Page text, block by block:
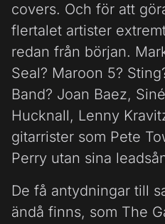
covers. Och för att
flertalet artister
redan från början.
Seal? Maroon 5?
Band? Joan Baez,
Hucknall, Lenny
gitarrister som Pete
Perry utan sina
De få antydningar till
ändå finns, som The